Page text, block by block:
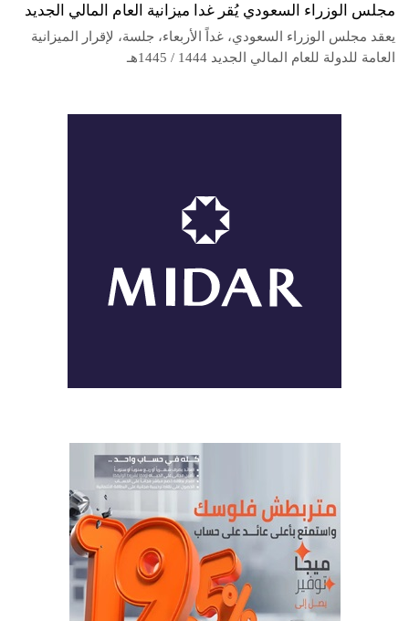
مجلس الوزراء السعودي يُقر غدا ميزانية العام المالي الجديد
يعقد مجلس الوزراء السعودي، غداً الأربعاء، جلسة، لإقرار الميزانية
العامة للدولة للعام المالي الجديد 1444 / 1445هـ